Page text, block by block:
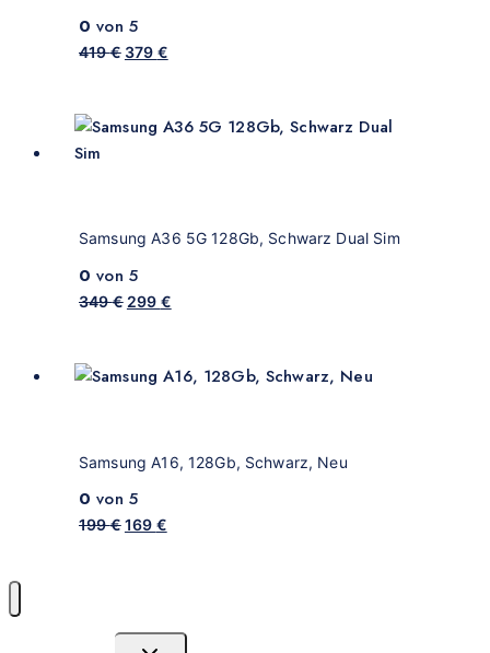
0 von 5
419€ 379 €
Samsung A36 5G 128Gb, Schwarz Dual Sim
0 von 5
349€ 299 €
Samsung A16, 128Gb, Schwarz, Neu
0 von 5
199€169 €